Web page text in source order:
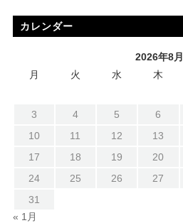
カレンダー
2026年8月
月
火 水 木
3
4 5 6
10
11 12 13
17
18 19 20
24
25 26 27
31
« 1月